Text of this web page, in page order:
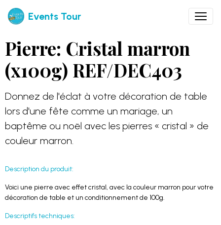
Events Tour
Pierre: Cristal marron
(x100g) REF/DEC403
Donnez de l'éclat à votre décoration de table
lors d'une fête comme un mariage, un
baptême ou noël avec les pierres « cristal » de
couleur marron.
Description du produit:
Voici une pierre avec effet cristal, avec la couleur marron pour votre
décoration de table et un conditionnement de 100g.
Descriptifs techniques: